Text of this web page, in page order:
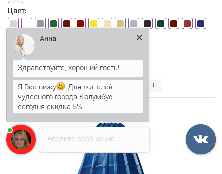
Цвет:
733.50 р. 623.47 р.
В корзину Быстрый заказ
Введите сообщение
Анна
Здравствуйте, хороший гость!
Я Вас вижу
Для жителей
чудесного города Колумбус
сегодня скидка 5%
Аннапечатает...